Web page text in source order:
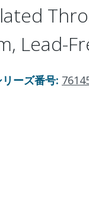
Lead-
リーズ番号: